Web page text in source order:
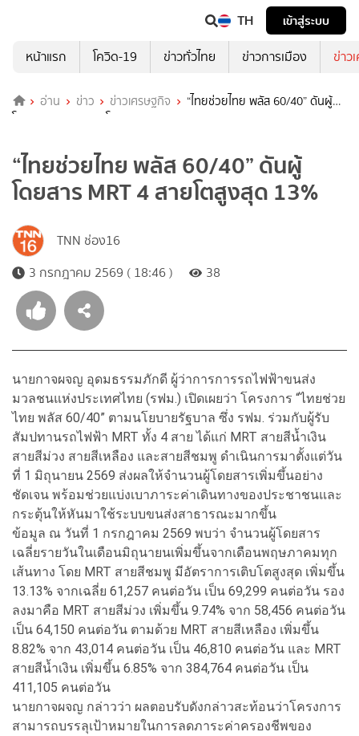
TH
เข้าสู่ระบบ
หน้าแรก
โควิด-19 ข่าวทั่วไทย ข่าวการเมือง ข่าว
อ่าน ข่าว ข่าวเศรษฐกิจ
“ไทยช่วยไทย พลัส 60/40” ดันผู้
โดยสาร MRT 4 สายโตสูงสุด 13%
“ไทยช่วยไทย พลัส 60/40” ดันผู้
โดยสาร MRT 4 สายโตสูงสุด 13%
TNN ช่อง16
3 กรกฎาคม 2569 ( 18:46 )
38
นายกาจผจญ อุดมธรรมภักดี ผู้ว่าการการรถไฟฟ้าขนส่ง
มวลชนแห่งประเทศไทย (รฟม.) เปิดเผยว่า โครงการ “ไทยช่วย
ไทย พลัส 60/40” ตามนโยบายรัฐบาล ซึ่ง รฟม. ร่วมกับผู้รับ
สัมปทานรถไฟฟ้า MRT ทั้ง 4 สาย ได้แก่ MRT สายสีน้ำเงิน
สายสีม่วง สายสีเหลือง และสายสีชมพู ดำเนินการมาตั้งแต่วัน
ที่ 1 มิถุนายน 2569 ส่งผลให้จำนวนผู้โดยสารเพิ่มขึ้นอย่าง
ชัดเจน พร้อมช่วยแบ่งเบาภาระค่าเดินทางของประชาชนและ
กระตุ้นให้หันมาใช้ระบบขนส่งสาธารณะมากขึ้น
ข้อมูล ณ วันที่ 1 กรกฎาคม 2569 พบว่า จำนวนผู้โดยสาร
เฉลี่ยรายวันในเดือนมิถุนายนเพิ่มขึ้นจากเดือนพฤษภาคมทุก
เส้นทาง โดย MRT สายสีชมพู มีอัตราการเติบโตสูงสุด เพิ่มขึ้น
13.13% จากเฉลี่ย 61,257 คนต่อวัน เป็น 69,299 คนต่อวัน รอง
ลงมาคือ MRT สายสีม่วง เพิ่มขึ้น 9.74% จาก 58,456 คนต่อวัน
เป็น 64,150 คนต่อวัน ตามด้วย MRT สายสีเหลือง เพิ่มขึ้น
8.82% จาก 43,014 คนต่อวัน เป็น 46,810 คนต่อวัน และ MRT
สายสีน้ำเงิน เพิ่มขึ้น 6.85% จาก 384,764 คนต่อวัน เป็น
411,105 คนต่อวัน
นายกาจผจญ กล่าวว่า ผลตอบรับดังกล่าวสะท้อนว่าโครงการ
สามารถบรรลุเป้าหมายในการลดภาระค่าครองชีพของ